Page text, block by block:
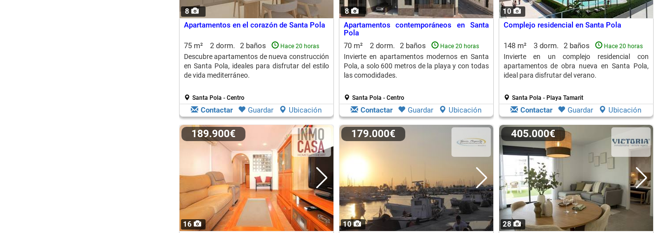
8
Apartamentos en el corazón de Santa Pola
75 m² 2 dorm. 2 baños Hace 20 horas
Descubre apartamentos de nueva construcción
en Santa Pola, ideales para disfrutar del estilo
de vida mediterráneo.
Santa Pola - Centro
Contactar Guardar Ubicación
8
Apartamentos contemporáneos en Santa
Pola
70 m²
2 dorm. 2 baños Hace 20 horas
Invierte en apartamentos modernos en Santa
Pola, a solo 600 metros de la playa y con todas
las comodidades.
Santa Pola - Centro
Contactar Guardar Ubicación
10
Complejo residencial en Santa Pola
148 m² 3 dorm. 2 baños Hace 20 horas
Invierte en un complejo residencial con
apartamentos de obra nueva en Santa Pola,
ideal para disfrutar del verano.
Santa Pola - Playa Tamarit
Contactar Guardar Ubicación
16
189.900€
10
179.000€
28
405.000€